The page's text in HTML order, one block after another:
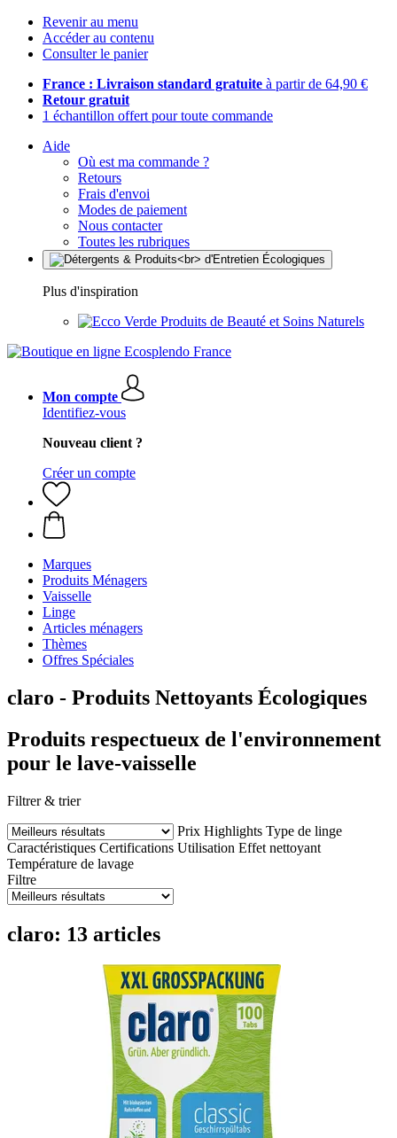
Revenir au menu
Accéder au contenu
Consulter le panier
France : Livraison standard gratuite à partir de 64,90 €
Retour gratuit
1 échantillon offert pour toute commande
Aide
Où est ma commande ?
Retours
Frais d'envoi
Modes de paiement
Nous contacter
Toutes les rubriques
Plus d'inspiration
Produits de Beauté et Soins Naturels
Mon compte
Identifiez-vous
Nouveau client ?
Créer un compte
Marques
Produits Ménagers
Vaisselle
Linge
Articles ménagers
Thèmes
Offres Spéciales
claro - Produits Nettoyants Écologiques
Produits respectueux de l'environnement
pour le lave-vaisselle
Filtrer & trier
Prix Highlights Type de linge
Caractéristiques Certifications Utilisation Effet nettoyant
Température de lavage
Filtre
claro: 13 articles